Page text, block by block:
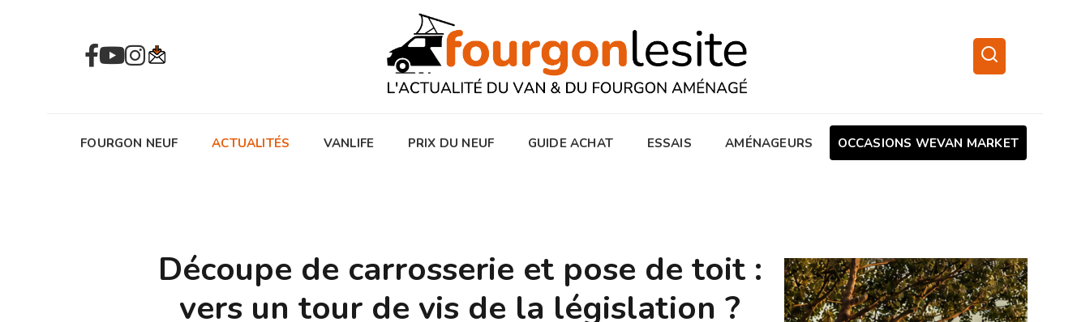
FOURGON NEUF ACTUALITÉS VANLIFE PRIX DU NEUF GUIDE ACHAT ESSAIS AMÉNAGEURS OCCASIONS WEVAN MARKET
Découpe de carrosserie et pose de toit :
vers un tour de vis de la législation ?